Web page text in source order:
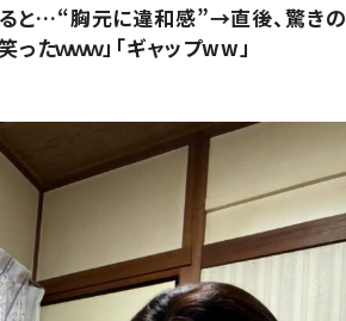
と…“胸元に違和感”→直後、驚きの
たｗｗｗ」「ギャップww」